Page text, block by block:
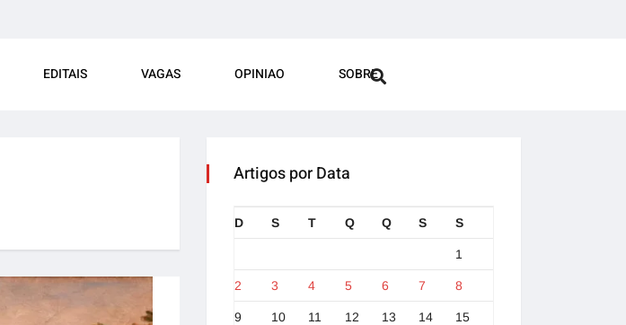
EDITAIS VAGAS OPINIAO SOBRE
Artigos por Data
D S T Q Q S S
1
2 3 4 5 6 7 8
9 10 11 12 13 14 15